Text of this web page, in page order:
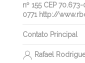
nº 155 CEP
0771 http://
Contato Principal
Rafael